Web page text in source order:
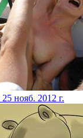
25 нояб. 2012 г.